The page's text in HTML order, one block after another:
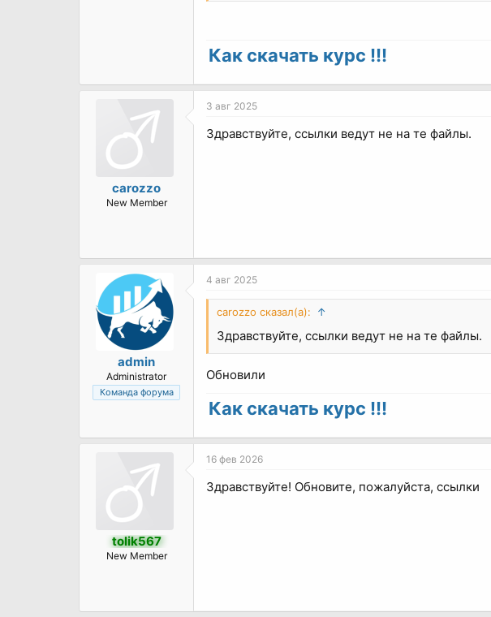
Как скачать курс !!!
carozzo
New Member
3 авг 2025
Здравствуйте, ссылки ведут не на те файлы.
admin
Administrator
Команда форума
4 авг 2025
carozzo сказал(а): ↑
Здравствуйте, ссылки ведут не на те файлы.
Обновили
Как скачать курс !!!
tolik567
New Member
16 фев 2026
Здравствуйте! Обновите, пожалуйста, ссылки